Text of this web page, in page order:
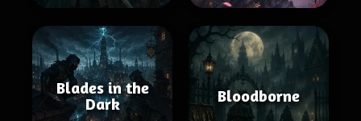
Blades in the
Dark
Bloodborne